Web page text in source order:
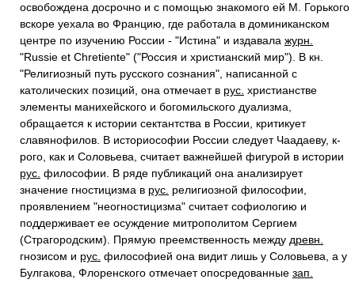
освобождена досрочно и с помощью знакомого ей М. Горького
вскоре уехала во Францию, где работала в доминиканском
центре по изучению России - "Истина" и издавала журн.
"Russie et Chretiente" ("Россия и христианский мир"). В кн.
"Религиозный путь русского сознания", написанной с
католических позиций, она отмечает в рус. христианстве
элементы манихейского и богомильского дуализма,
обращается к истории сектантства в России, критикует
славянофилов. В историософии России следует Чаадаеву, к-
рого, как и Соловьева, считает важнейшей фигурой в истории
рус. философии. В ряде публикаций она анализирует
значение гностицизма в рус. религиозной философии,
проявлением "неогностицизма" считает софиологию и
поддерживает ее осуждение митрополитом Сергием
(Страгородским). Прямую преемственность между древн.
гнозисом и рус. философией она видит лишь у Соловьева, а у
Булгакова, Флоренского отмечает опосредованные зап.